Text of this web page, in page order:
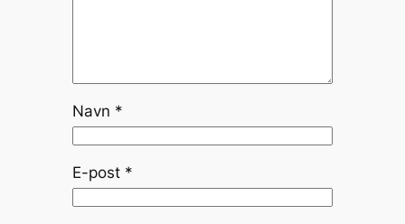
Navn *
E-post *